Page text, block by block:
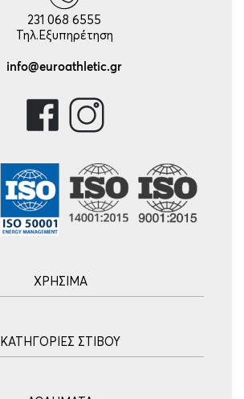
231 068 6555
Τηλ.Εξυπηρέτηση
info@euroathletic.gr
ΧΡΗΣΙΜΑ
ΚΑΤΗΓΟΡΙΕΣ ΣΤΙΒΟΥ